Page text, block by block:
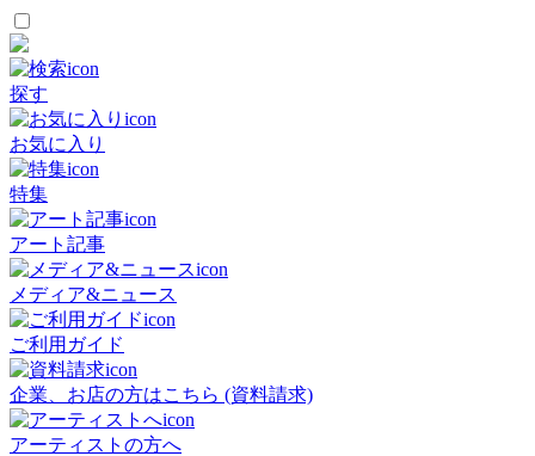
探す
お気に入り
特集
アート記事
メディア&ニュース
ご利用ガイド
企業、お店の方はこちら (資料請求)
アーティストの方へ